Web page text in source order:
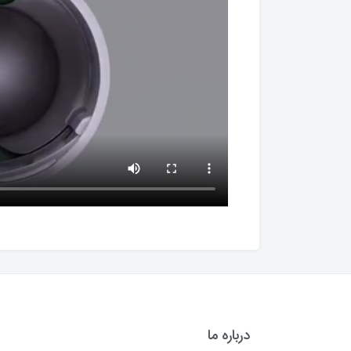
درباره ما